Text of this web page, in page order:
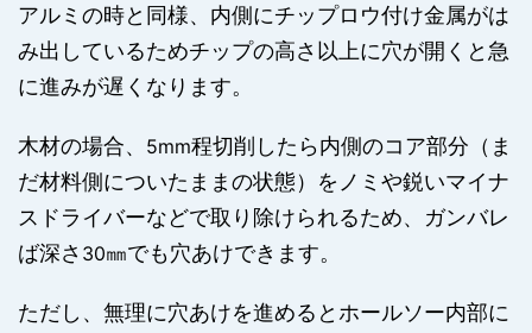
アルミの時と同様、内側にチップロウ付け金属がは
み出しているためチップの高さ以上に穴が開くと急
に進みが遅くなります。
木材の場合、 5mm程切削したら内側のコア部分（ま
だ材料側についたままの状態）をノミや鋭いマイナ
スドライバーなどで取り除けられるため、ガンバレ
ば深さ 30㎜でも穴あけできます。
ただし、無理に穴あけを進めるとホールソー内部に